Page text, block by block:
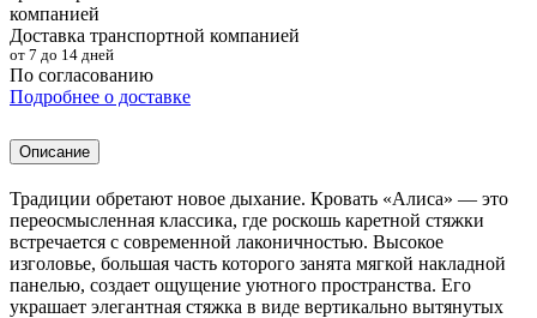
Доставка транспортной компанией
от 7 до 14 дней
По согласованию
Подробнее о доставке
Описание
Традиции обретают новое дыхание. Кровать «Алиса» — это
переосмысленная классика, где роскошь каретной стяжки
встречается с современной лаконичностью. Высокое
изголовье, большая часть которого занята мягкой накладной
панелью, создает ощущение уютного пространства. Его
украшает элегантная стяжка в виде вертикально вытянутых